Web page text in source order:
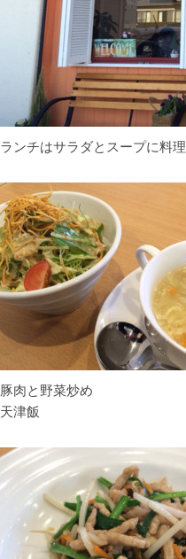
ランチはサラダとスープに料理
豚肉と野菜炒め
天津飯